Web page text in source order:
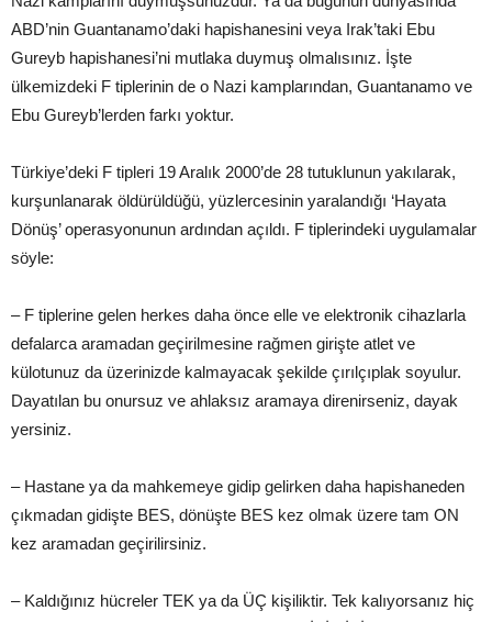
ABD’nin Guantanamo’daki hapishanesini veya Irak’taki Ebu
Gureyb hapishanesi’ni mutlaka duymuş olmalısınız. İşte
ülkemizdeki F tiplerinin de o Nazi kamplarından, Guantanamo ve
Ebu Gureyb’lerden farkı yoktur.
Türkiye’deki F tipleri 19 Aralık 2000’de 28 tutuklunun yakılarak,
kurşunlanarak öldürüldüğü, yüzlercesinin yaralandığı ‘Hayata
Dönüş’ operasyonunun ardından açıldı. F tiplerindeki uygulamalar
söyle:
– F tiplerine gelen herkes daha önce elle ve elektronik cihazlarla
defalarca aramadan geçirilmesine rağmen girişte atlet ve
külotunuz da üzerinizde kalmayacak şekilde çırılçıplak soyulur.
Dayatılan bu onursuz ve ahlaksız aramaya direnirseniz, dayak
yersiniz.
– Hastane ya da mahkemeye gidip gelirken daha hapishaneden
çıkmadan gidişte BES, dönüşte BES kez olmak üzere tam ON
kez aramadan geçirilirsiniz.
– Kaldığınız hücreler TEK ya da ÜÇ kişiliktir. Tek kalıyorsanız hiç